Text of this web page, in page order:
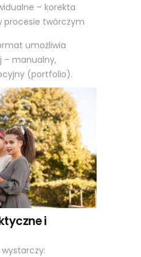
– korekta
procesie twórczym
umożliwia
– manualny,
(portfolio).
i